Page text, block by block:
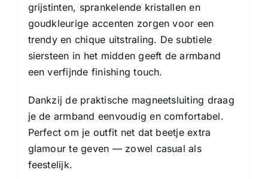
grijstinten, sprankelende kristallen en
goudkleurige accenten zorgen voor een
trendy en chique uitstraling. De subtiele
siersteen in het midden geeft de armband
een verfijnde finishing touch.
Dankzij de praktische magneetsluiting draag
je de armband eenvoudig en comfortabel.
Perfect om je outfit net dat beetje extra
glamour te geven — zowel casual als
feestelijk.